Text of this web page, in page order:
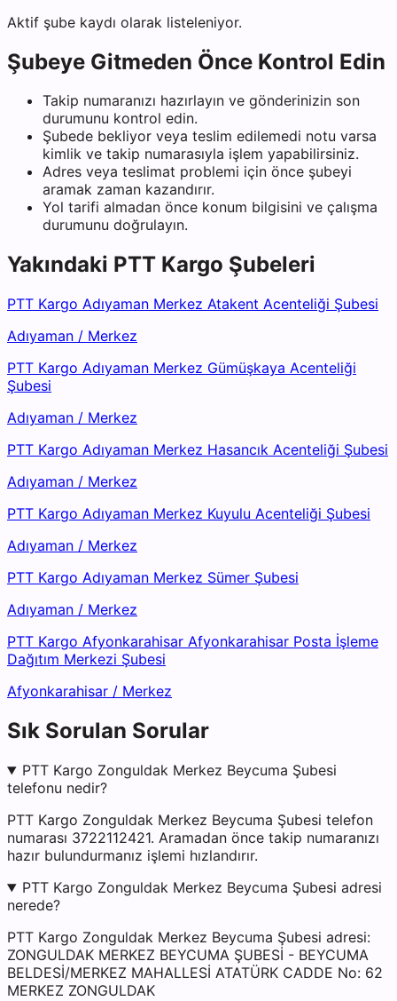
Aktif şube kaydı olarak listeleniyor.
Şubeye Gitmeden Önce Kontrol Edin
Takip numaranızı hazırlayın ve gönderinizin son
durumunu kontrol edin.
Şubede bekliyor veya teslim edilemedi notu varsa
kimlik ve takip numarasıyla işlem yapabilirsiniz.
Adres veya teslimat problemi için önce şubeyi
aramak zaman kazandırır.
Yol tarifi almadan önce konum bilgisini ve çalışma
durumunu doğrulayın.
Yakındaki PTT Kargo Şubeleri
PTT Kargo Adıyaman Merkez Atakent Acenteliği Şubesi
Adıyaman / Merkez
PTT Kargo Adıyaman Merkez Gümüşkaya Acenteliği
Şubesi
Adıyaman / Merkez
PTT Kargo Adıyaman Merkez Hasancık Acenteliği Şubesi
Adıyaman / Merkez
PTT Kargo Adıyaman Merkez Kuyulu Acenteliği Şubesi
Adıyaman / Merkez
PTT Kargo Adıyaman Merkez Sümer Şubesi
Adıyaman / Merkez
PTT Kargo Afyonkarahisar Afyonkarahisar Posta İşleme
Dağıtım Merkezi Şubesi
Afyonkarahisar / Merkez
Sık Sorulan Sorular
PTT Kargo Zonguldak Merkez Beycuma Şubesi
telefonu nedir?
PTT Kargo Zonguldak Merkez Beycuma Şubesi telefon
numarası 3722112421. Aramadan önce takip numaranızı
hazır bulundurmanız işlemi hızlandırır.
PTT Kargo Zonguldak Merkez Beycuma Şubesi adresi
nerede?
PTT Kargo Zonguldak Merkez Beycuma Şubesi adresi:
ZONGULDAK MERKEZ BEYCUMA ŞUBESİ - BEYCUMA
BELDESİ/MERKEZ MAHALLESİ ATATÜRK CADDE No: 62
MERKEZ ZONGULDAK